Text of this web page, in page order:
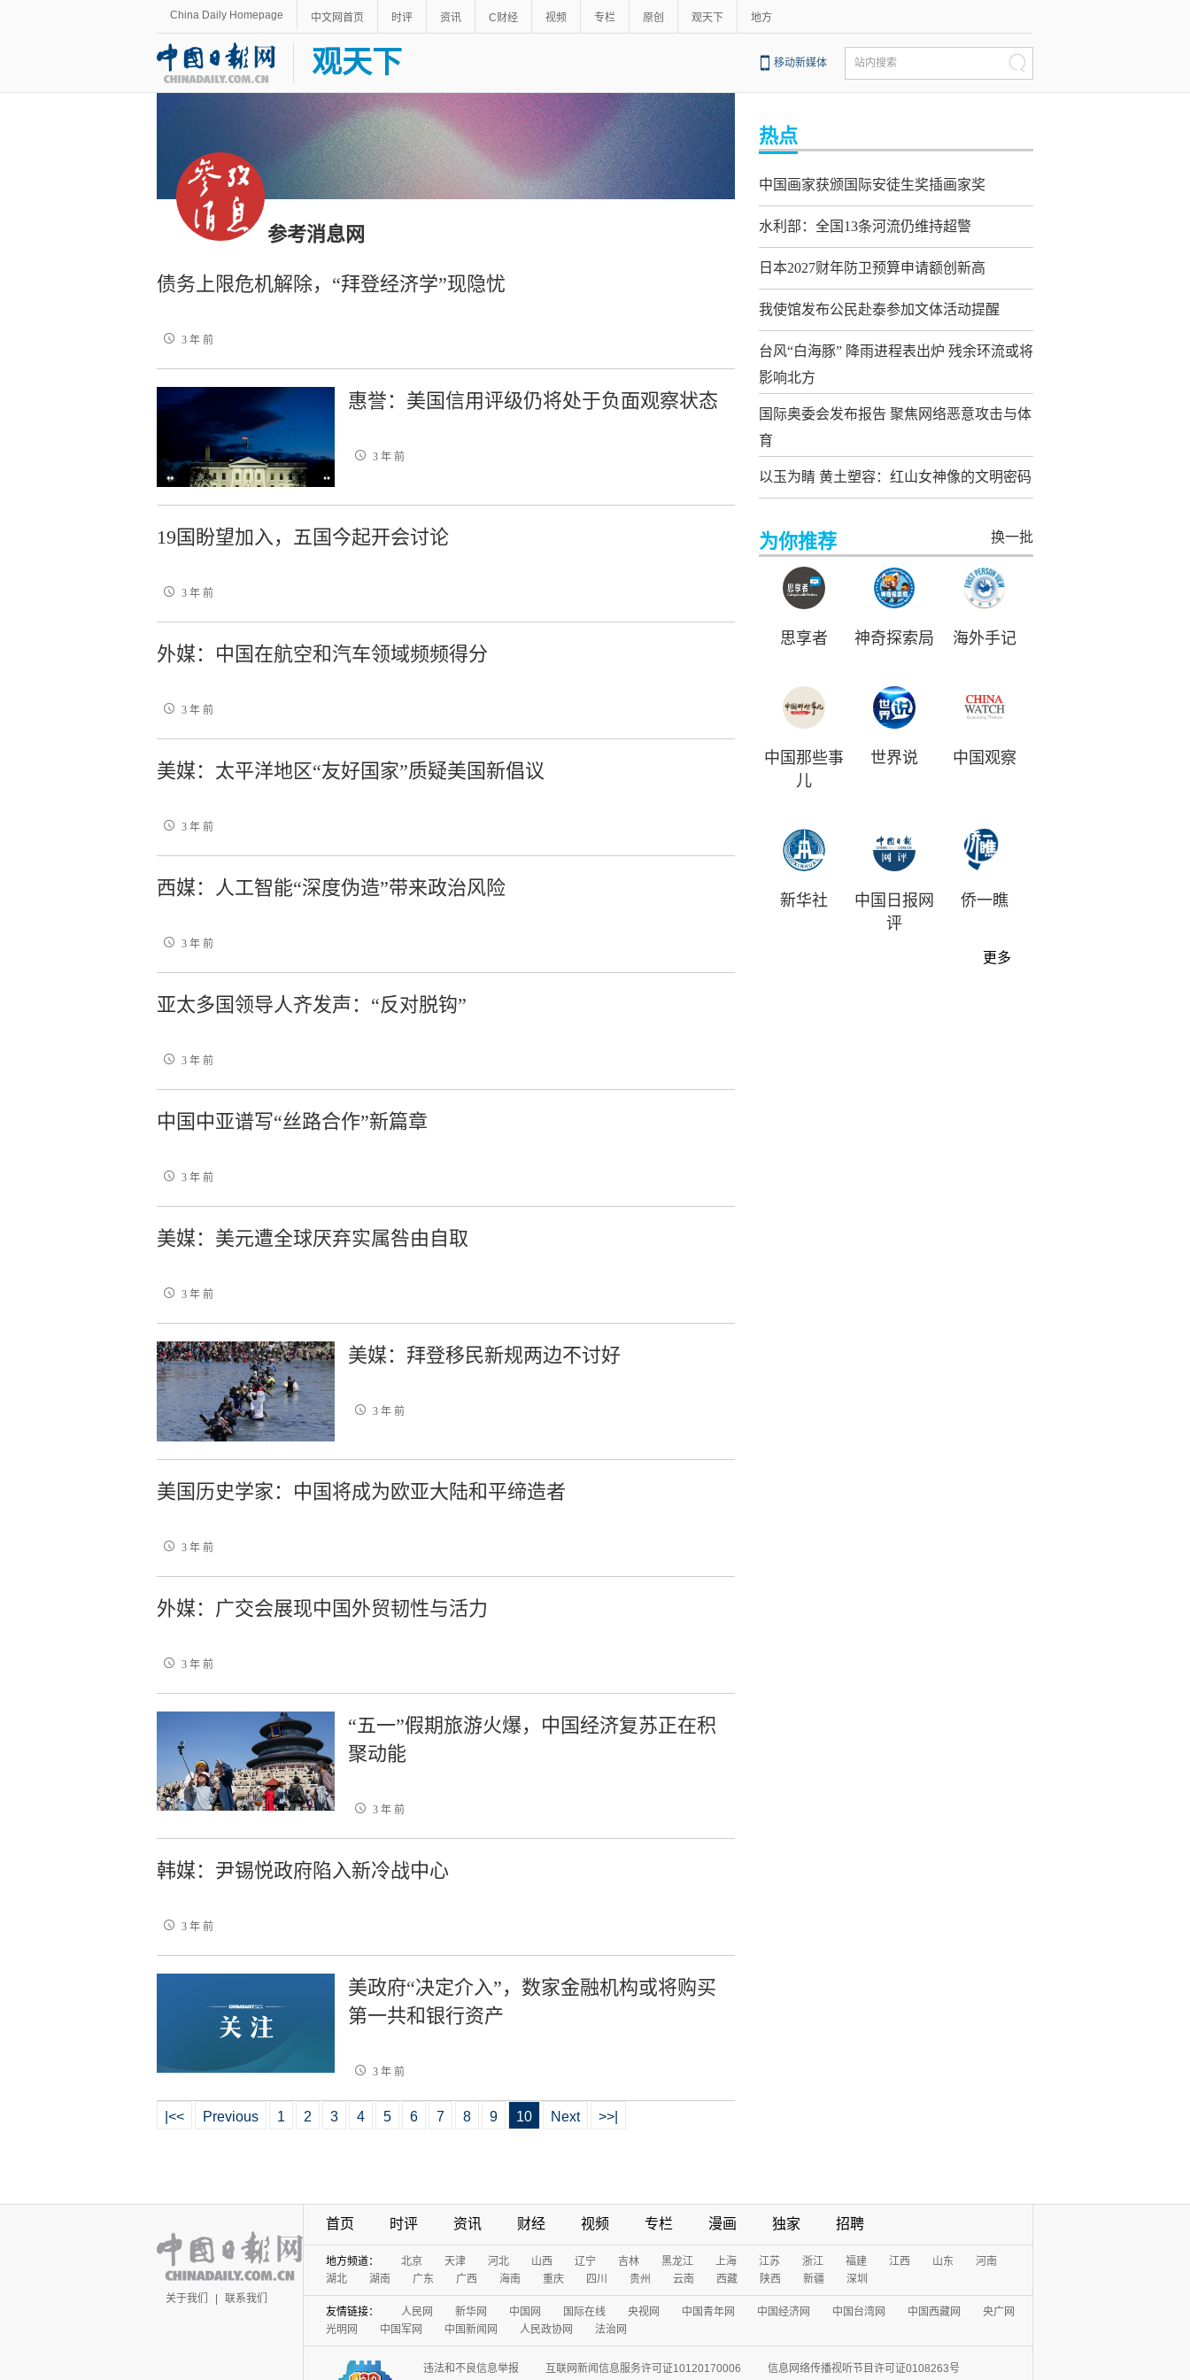
China Daily Homepage 中文网首页 时评 资讯 C财经 视频 专栏 原创 观天下 地方
观天下 移动新媒体 站内搜索
参考消息网
债务上限危机解除，“拜登经济学”现隐忧
3 年 前
惠誉：美国信用评级仍将处于负面观察状态
3 年 前
19国盼望加入，五国今起开会讨论
3 年 前
外媒：中国在航空和汽车领域频频得分
3 年 前
美媒：太平洋地区“友好国家”质疑美国新倡议
3 年 前
西媒：人工智能“深度伪造”带来政治风险
3 年 前
亚太多国领导人齐发声：“反对脱钩”
3 年 前
中国中亚谱写“丝路合作”新篇章
3 年 前
美媒：美元遭全球厌弃实属咎由自取
3 年 前
美媒：拜登移民新规两边不讨好
3 年 前
美国历史学家：中国将成为欧亚大陆和平缔造者
3 年 前
外媒：广交会展现中国外贸韧性与活力
3 年 前
“五一”假期旅游火爆，中国经济复苏正在积
聚动能
3 年 前
韩媒：尹锡悦政府陷入新冷战中心
3 年 前
美政府“决定介入”，数家金融机构或将购买
第一共和银行资产
3 年 前
|<< Previous 1 2 3 4 5 6 7 8 9 10 Next >>|
热点
中国画家获颁国际安徒生奖插画家奖
水利部：全国13条河流仍维持超警
日本2027财年防卫预算申请额创新高
我使馆发布公民赴泰参加文体活动提醒
台风“白海豚” 降雨进程表出炉 残余环流或将
影响北方
国际奥委会发布报告 聚焦网络恶意攻击与体
育
以玉为睛 黄土塑容：红山女神像的文明密码
为你推荐 换一批
思享者 神奇探索局 海外手记
中国那些事
儿
世界说 中国观察
新华社
中国日报网
评
侨一瞧
更多
关于我们 联系我们
首页 时评 资讯 财经 视频 专栏 漫画 独家 招聘
地方频道： 北京 天津 河北 山西 辽宁 吉林 黑龙江 上海 江苏 浙江 福建 江西 山东
河南
湖北
湖南 广东 广西 海南 重庆 四川 贵州 云南 西藏 陕西 新疆 深圳
友情链接： 人民网 新华网 中国网 国际在线 央视网 中国青年网 中国经济网 中国台湾网 中国西藏网
央广网
光明网
中国军网 中国新闻网 人民政协网 法治网
违法和不良信息举报 互联网新闻信息服务许可证10120170006 信息网络传播视听节目许可证0108263号